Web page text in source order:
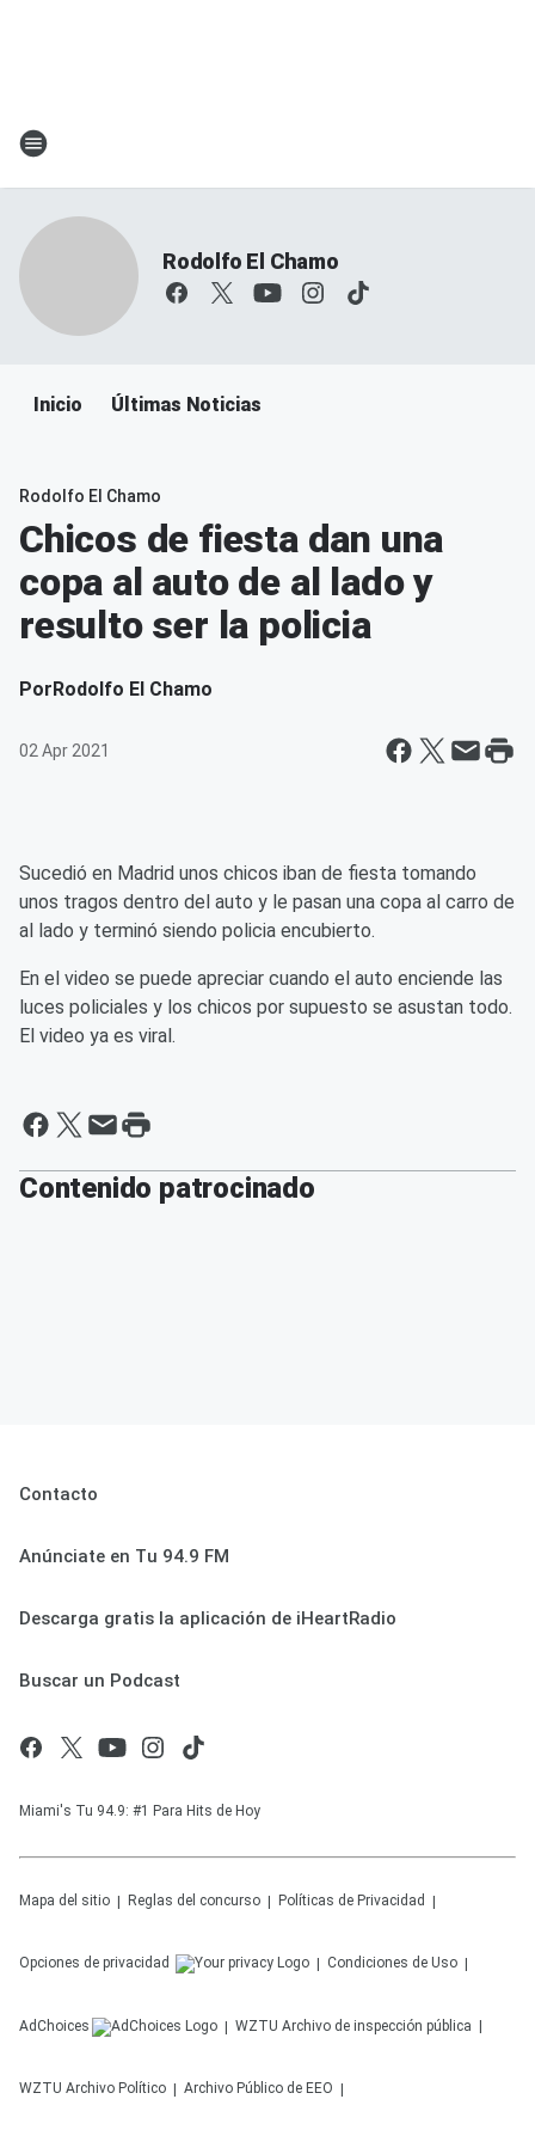
Rodolfo El Chamo
Inicio Últimas Noticias
Rodolfo El Chamo
Chicos de fiesta dan una
copa al auto de al lado y
resulto ser la policia
PorRodolfo El Chamo
02 Apr 2021
Sucedió en Madrid unos chicos iban de fiesta tomando
unos tragos dentro del auto y le pasan una copa al carro de
al lado y terminó siendo policia encubierto.
En el video se puede apreciar cuando el auto enciende las
luces policiales y los chicos por supuesto se asustan todo.
El video ya es viral.
Contenido patrocinado
Contacto
Anúnciate en Tu 94.9 FM
Descarga gratis la aplicación de iHeartRadio
Buscar un Podcast
Miami's Tu 94.9: #1 Para Hits de Hoy
Mapa del sitio Reglas del concurso Políticas de Privacidad
Opciones de privacidad Condiciones de Uso
AdChoices WZTU Archivo de inspección pública
WZTU Archivo Político Archivo Público de EEO